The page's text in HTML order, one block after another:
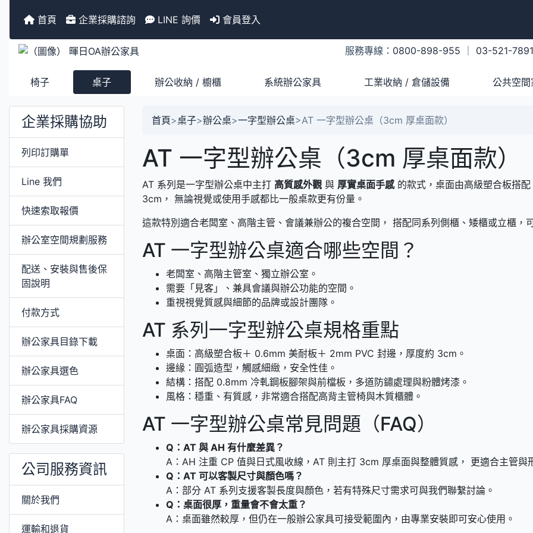
首頁 企業採購諮詢 LINE 詢價 會員登入
服務專線： 0800-898-955 03-521-7891
椅子 桌子 辦公收納 / 櫥櫃 系統辦公家具 工業收納 / 倉儲設備 公共空間
企業採購協助
列印訂購單
Line 我們
快速索取報價
辦公室空間規劃服務
配送、安裝與售後保
固說明
付款方式
辦公家具目錄下載
辦公家具選色
辦公家具FAQ
辦公家具採購資源
公司服務資訊
關於我們
運輸和退貨
首頁>桌子>辦公桌>一字型辦公桌>AT 一字型辦公桌（3cm 厚桌面款）
AT 一字型辦公桌（3cm 厚桌面款）
AT 系列是一字型辦公桌中主打 高質感外觀 與 厚實桌面手感的款式，桌面由高級塑合板搭
3cm， 無論視覺或使用手感都比一般桌款更有份量。
這款特別適合老闆室、高階主管、會議兼辦公的複合空間， 搭配同系列側櫃、矮櫃或立櫃，
AT 一字型辦公桌適合哪些空間？
老闆室、高階主管室、獨立辦公室。
需要「見客」、兼具會議與辦公功能的空間。
重視視覺質感與細節的品牌或設計團隊。
AT 系列一字型辦公桌規格重點
桌面：高級塑合板＋ 0.6mm 美耐板＋ 2mm PVC 封邊，厚度約 3cm。
邊緣：圓弧造型，觸感細緻，安全性佳。
結構：搭配 0.8mm 冷軋鋼板腳架與前檔板，多道防鏽處理與粉體烤漆。
風格：穩重、有質感，非常適合搭配高背主管椅與木質櫃體。
AT 一字型辦公桌常見問題（FAQ）
Q：AT 與 AH 有什麼差異？
A：AH 注重 CP 值與日式風收線，AT 則主打 3cm 厚桌面與整體質感， 更適合主管與
Q：AT 可以客製尺寸與顏色嗎？
A：部分 AT 系列支援客製長度與顏色，若有特殊尺寸需求可與我們聯繫討論。
Q：桌面很厚，重量會不會太重？
A：桌面雖然較厚，但仍在一般辦公家具可接受範圍內，由專業安裝即可安心使用。